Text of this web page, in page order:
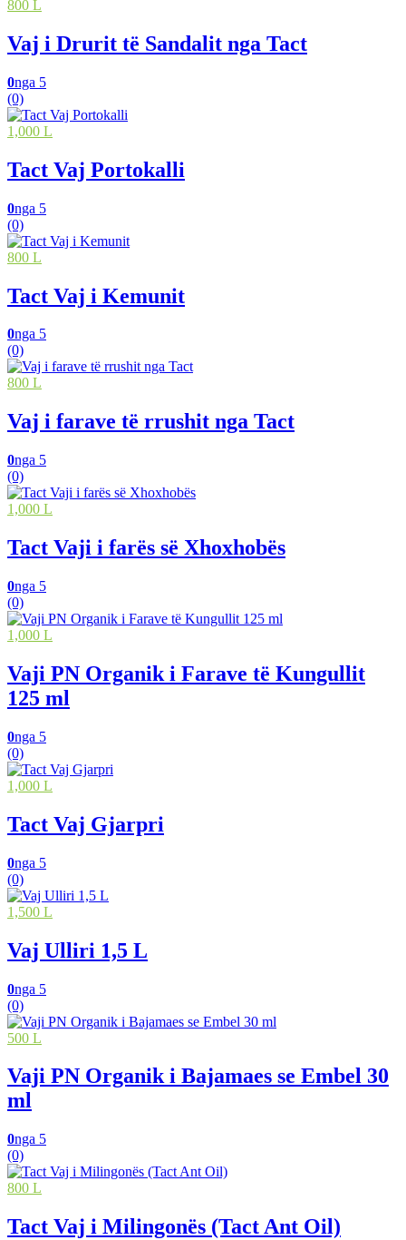
800 L
Vaj i Drurit të Sandalit nga Tact
0nga 5
(0)
1,000 L
Tact Vaj Portokalli
0nga 5
(0)
800 L
Tact Vaj i Kemunit
0nga 5
(0)
800 L
Vaj i farave të rrushit nga Tact
0nga 5
(0)
1,000 L
Tact Vaji i farës së Xhoxhobës
0nga 5
(0)
1,000 L
Vaji PN Organik i Farave të Kungullit
125 ml
0nga 5
(0)
1,000 L
Tact Vaj Gjarpri
0nga 5
(0)
1,500 L
Vaj Ulliri 1,5 L
0nga 5
(0)
500 L
Vaji PN Organik i Bajamaes se Embel 30
ml
0nga 5
(0)
800 L
Tact Vaj i Milingonës (Tact Ant Oil)